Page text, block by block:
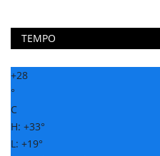
TEMPO
+28
°
C
H: +33°
L: +19°